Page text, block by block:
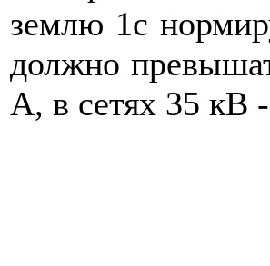
землю 1с
должно
А, в сетях 35 кВ